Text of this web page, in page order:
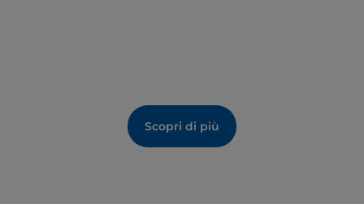
Scopri di più